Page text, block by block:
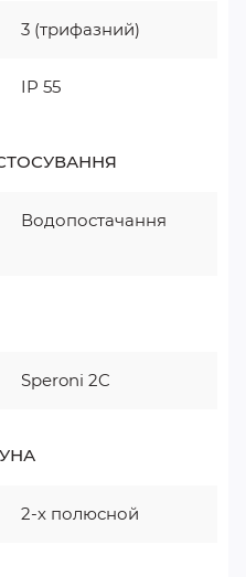
3 (трифазний)
IP 55
Водопостачання
Speroni 2C
2-х полюсной